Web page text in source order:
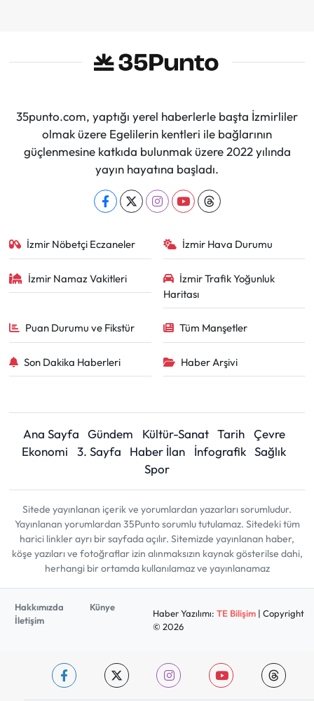
35punto.com, yaptığı yerel haberlerle başta İzmirliler
olmak üzere Egelilerin kentleri ile bağlarının
güçlenmesine katkıda bulunmak üzere 2022 yılında
yayın hayatına başladı.
İzmir Nöbetçi Eczaneler İzmir Hava Durumu
İzmir Namaz Vakitleri
İzmir Trafik Yoğunluk
Haritası
Puan Durumu ve Fikstür Tüm Manşetler
Son Dakika Haberleri Haber Arşivi
Ana Sayfa Gündem Kültür-Sanat Tarih
Çevre
Ekonomi
3. Sayfa Haber İlan İnfografik Sağlık
Spor
Sitede yayınlanan içerik ve yorumlardan yazarları sorumludur.
Yayınlanan yorumlardan 35Punto sorumlu tutulamaz. Sitedeki tüm
harici linkler ayrı bir sayfada açılır. Sitemizde yayınlanan haber,
köşe yazıları ve fotoğraflar izin alınmaksızın kaynak gösterilse dahi,
herhangi bir ortamda kullanılamaz ve yayınlanamaz
Hakkımızda
Künye
İletişim
Haber Yazılımı: TE Bilişim| Copyright
© 2026